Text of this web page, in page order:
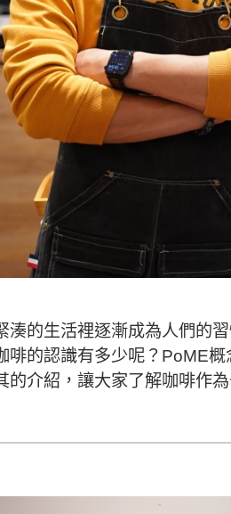
湊的生活裡逐漸成為人們的
啡的認識有多少呢？PoME
的介紹，讓大家了解咖啡作